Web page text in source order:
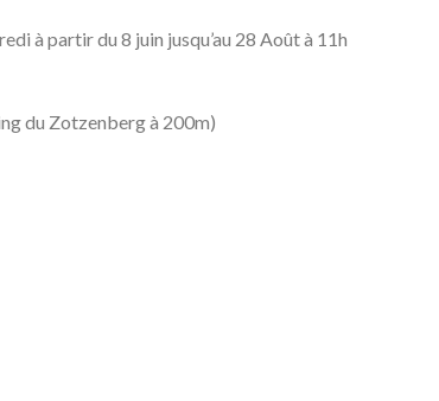
à partir du 8 juin jusqu’au 28 Août à 11h
du Zotzenberg à 200m)